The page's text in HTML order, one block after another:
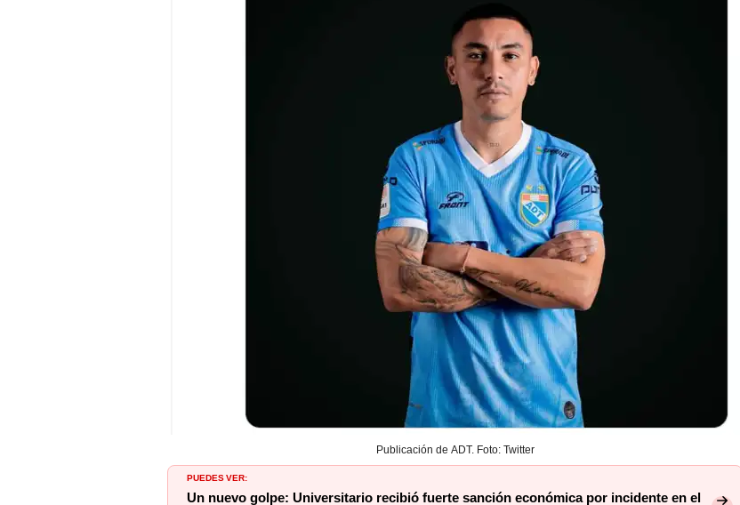
Publicación de ADT. Foto: Twitter
PUEDES VER:
Un nuevo golpe: Universitario recibió fuerte sanción económica por incidente en el